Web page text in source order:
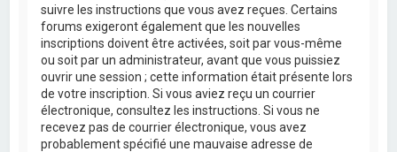
suivre les instructions que vous avez reçues. Certains
forums exigeront également que les nouvelles
inscriptions doivent être activées, soit par vous-même
ou soit par un administrateur, avant que vous puissiez
ouvrir une session ; cette information était présente lors
de votre inscription. Si vous aviez reçu un courrier
électronique, consultez les instructions. Si vous ne
recevez pas de courrier électronique, vous avez
probablement spécifié une mauvaise adresse de